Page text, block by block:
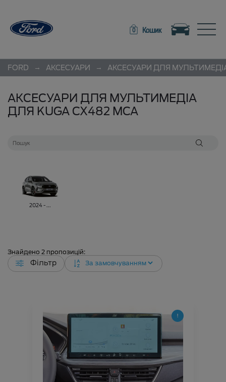
0 Кошик Toggle navigation
FORD → АКСЕСУАРИ → АКСЕСУАРИ ДЛЯ
АКСЕСУАРИ ДЛЯ МУЛЬТИМЕДІА
ДЛЯ KUGA CX482 MCA
2024 - ...
Знайдено 2 пропозицій:
Фільтр